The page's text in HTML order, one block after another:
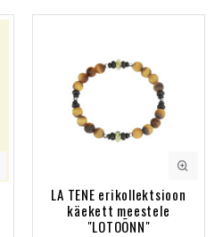
LA TENE erikollektsioon
käekett meestele
"LOTOÕNN"